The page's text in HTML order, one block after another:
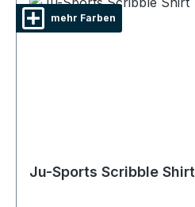
mehr Farben
Ju-Sports Scribble Shirt